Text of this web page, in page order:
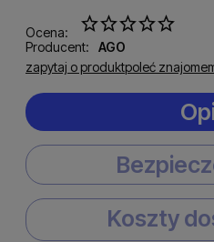
Ocena:
Producent:
AGO
zapytaj o produktpoleć
Koszty
Cena nie zawiera